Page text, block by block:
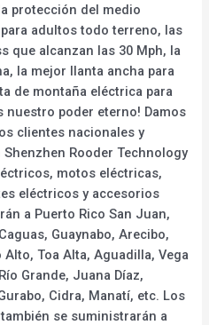
protección del medio
adultos todo terreno, las
que alcanzan las 30 Mph, la
la mejor llanta ancha para
de montaña eléctrica para
nuestro poder eterno! Damos
clientes nacionales y
Rooder Technology
motos eléctricas,
eléctricos y accesorios
a Puerto Rico San Juan,
Guaynabo, Arecibo,
Toa Alta, Aguadilla, Vega
Grande, Juana Díaz,
Cidra, Manatí, etc. Los
se suministrarán a